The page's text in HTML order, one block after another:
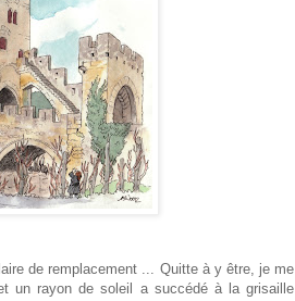
de remplacement ... Quitte à y être, je me
un rayon de soleil a succédé à la grisaille